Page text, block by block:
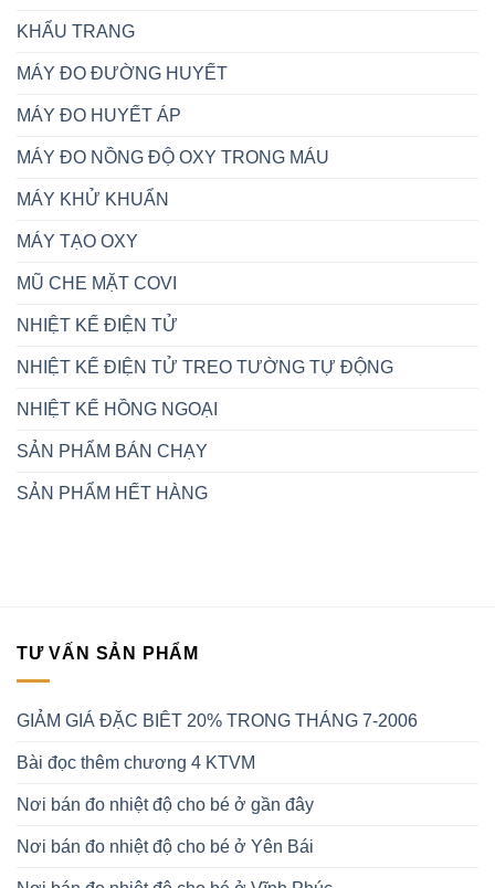
KHẨU TRANG
MÁY ĐO ĐƯỜNG HUYẾT
MÁY ĐO HUYẾT ÁP
MÁY ĐO NỒNG ĐỘ OXY TRONG MÁU
MÁY KHỬ KHUẨN
MÁY TẠO OXY
MŨ CHE MẶT COVI
NHIỆT KẾ ĐIỆN TỬ
NHIỆT KẾ ĐIỆN TỬ TREO TƯỜNG TỰ ĐỘNG
NHIỆT KẾ HỒNG NGOẠI
SẢN PHẨM BÁN CHẠY
SẢN PHẨM HẾT HÀNG
TƯ VẤN SẢN PHẨM
GIẢM GIÁ ĐẶC BIÊT 20% TRONG THÁNG 7-2006
Bài đọc thêm chương 4 KTVM
Nơi bán đo nhiệt độ cho bé ở gần đây
Nơi bán đo nhiệt độ cho bé ở Yên Bái